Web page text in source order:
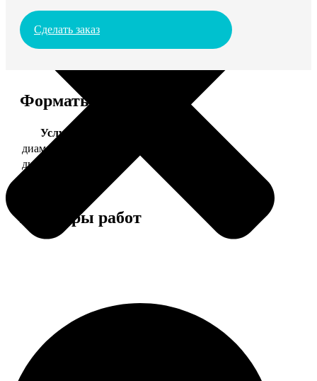
Сделать заказ
Форматы и цены
Услуга
диаметр 37 мм
диаметр 56 мм
Примеры работ